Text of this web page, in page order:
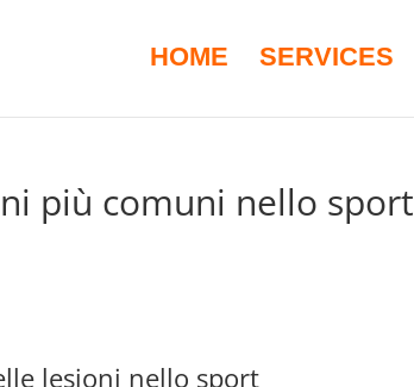
HOME SERVICES
più comuni nello sport
lesioni nello sport